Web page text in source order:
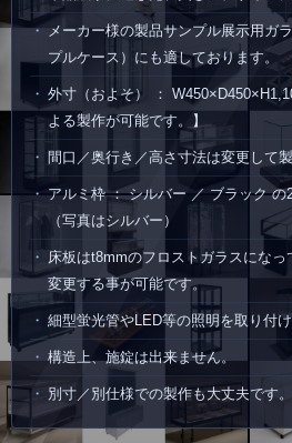
メーカー様の製品サンプル展示用ガ
プルケース）にも適しております。
外寸（およそ） ：
よる製作が可能です。】
間口／奥行き／高さ寸法は変更して
アルミ枠 ： シルバー ／ ブラック の
（写真はシルバー）
床板はt8mmのフロストガラスにな
変更する事が可能です。
細型蛍光管やLED等の照明を取り付
構造上、施錠は出来ません。
別寸／別仕様での製作も大丈夫です